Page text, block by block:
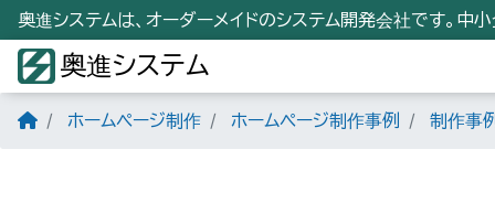
奥進システムは、オーダーメイドのシステム開発会社です。中
奥進システム
ホームページ制作 ホームページ制作事例 制作事